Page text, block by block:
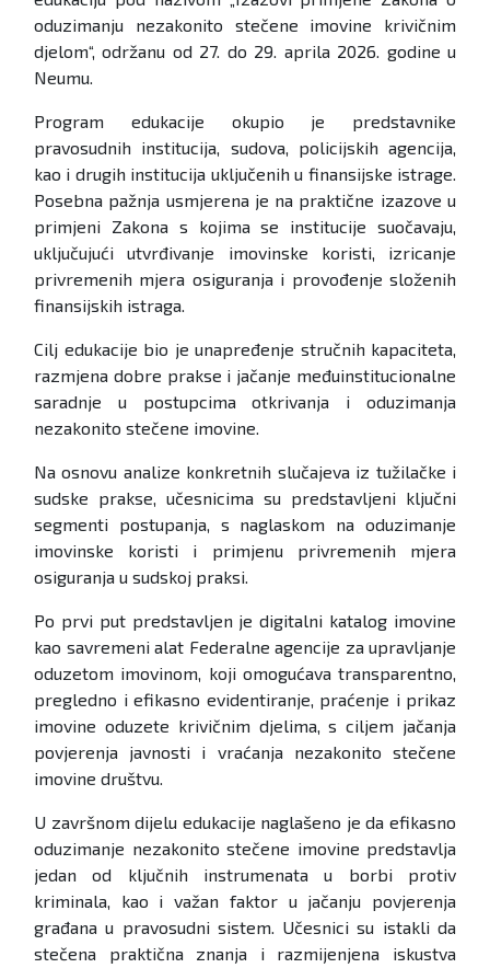
oduzimanju nezakonito stečene imovine krivičnim
djelom“, održanu od 27. do 29. aprila 2026. godine u
Neumu.
Program edukacije okupio je predstavnike
pravosudnih institucija, sudova, policijskih agencija,
kao i drugih institucija uključenih u finansijske istrage.
Posebna pažnja usmjerena je na praktične izazove u
primjeni Zakona s kojima se institucije suočavaju,
uključujući utvrđivanje imovinske koristi, izricanje
privremenih mjera osiguranja i provođenje složenih
finansijskih istraga.
Cilj edukacije bio je unapređenje stručnih kapaciteta,
razmjena dobre prakse i jačanje međuinstitucionalne
saradnje u postupcima otkrivanja i oduzimanja
nezakonito stečene imovine.
Na osnovu analize konkretnih slučajeva iz tužilačke i
sudske prakse, učesnicima su predstavljeni ključni
segmenti postupanja, s naglaskom na oduzimanje
imovinske koristi i primjenu privremenih mjera
osiguranja u sudskoj praksi.
Po prvi put predstavljen je digitalni katalog imovine
kao savremeni alat Federalne agencije za upravljanje
oduzetom imovinom, koji omogućava transparentno,
pregledno i efikasno evidentiranje, praćenje i prikaz
imovine oduzete krivičnim djelima, s ciljem jačanja
povjerenja javnosti i vraćanja nezakonito stečene
imovine društvu.
U završnom dijelu edukacije naglašeno je da efikasno
oduzimanje nezakonito stečene imovine predstavlja
jedan od ključnih instrumenata u borbi protiv
kriminala, kao i važan faktor u jačanju povjerenja
građana u pravosudni sistem. Učesnici su istakli da
stečena praktična znanja i razmijenjena iskustva